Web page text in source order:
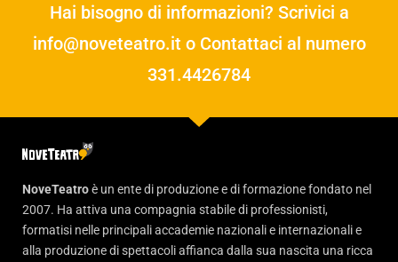
Hai bisogno di informazioni? Scrivici a
info@noveteatro.ito Contattaci al numero
331.4426784
NoveTeatroè un ente di produzione e di formazione fondato nel
2007. Ha attiva una compagnia stabile di professionisti,
formatisi nelle principali accademie nazionali e internazionali e
alla produzione di spettacoli affianca dalla sua nascita una ricca